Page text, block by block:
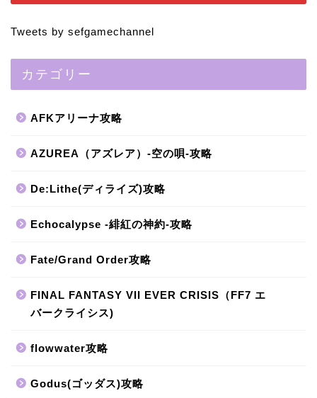
Tweets by sefgamechannel
カテゴリー
AFKアリーナ攻略
AZUREA（アズレア）-空の唄-攻略
De:Lithe(ディライズ)攻略
Echocalypse -緋紅の神約-攻略
Fate/Grand Order攻略
FINAL FANTASY VII EVER CRISIS（FF7 エ
バークライシス)
flowwater攻略
Godus(ゴッダス)攻略